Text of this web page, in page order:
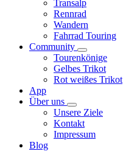
Transalp
Rennrad
Wandern
Fahrrad Touring
Community
Tourenkönige
Gelbes Trikot
Rot weißes Trikot
App
Über uns
Unsere Ziele
Kontakt
Impressum
Blog